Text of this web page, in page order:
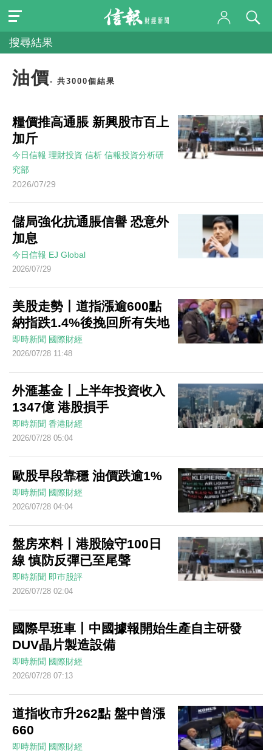
搜尋結果
油價- 共3000個結果
糧價推高通脹 新興股市百上
加斤
今日信報 理財投資 信析 信報投資分析研
究部
2026/07/29
儲局強化抗通脹信譽 恐意外
加息
今日信報 EJ Global
2026/07/29
美股走勢丨道指漲逾600點
納指跌1.4%後挽回所有失地
即時新聞 國際財經
2026/07/28 11:48
外滙基金丨上半年投資收入
1347億 港股損手
即時新聞 香港財經
2026/07/28 05:04
歐股早段靠穩 油價跌逾1%
即時新聞 國際財經
2026/07/28 04:04
盤房來料丨港股險守100日
線 慎防反彈已至尾聲
即時新聞 即巿股評
2026/07/28 02:04
國際早班車丨中國據報開始生產自主研發
DUV晶片製造設備
即時新聞 國際財經
2026/07/28 07:13
道指收市升262點 盤中曾漲
660
即時新聞 國際財經